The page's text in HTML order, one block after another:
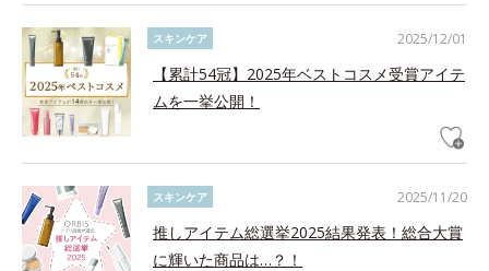
2025/12/01
スキンケア
【累計54冠】2025年ベストコスメ受賞アイテ
ムを一挙公開！
2025/11/20
スキンケア
推しアイテム総選挙2025結果発表！総合大賞
に輝いた商品は…？！